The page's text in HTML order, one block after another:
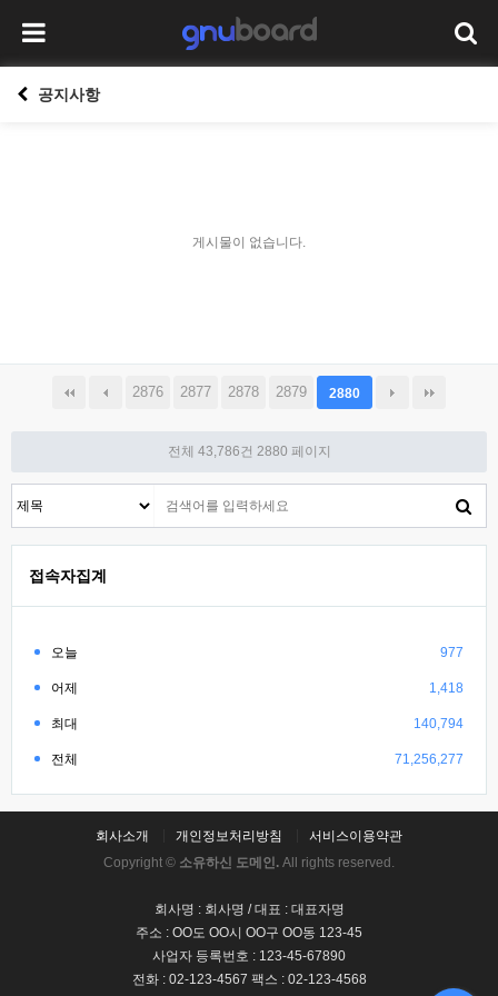
공지사항
게시물이 없습니다.
2876 2877 2878 2879 2880
전체 43,786건 2880 페이지
접속자집계
오늘 977
어제 1,418
최대 140,794
전체 71,256,277
회사소개 개인정보처리방침
서비스이용약관
Copyright © 소유하신 도메인. All rights reserved.
회사명 : 회사명 / 대표 : 대표자명
주소 : OO도 OO시 OO구 OO동 123-45
사업자 등록번호 : 123-45-67890
전화 : 02-123-4567 팩스 : 02-123-4568